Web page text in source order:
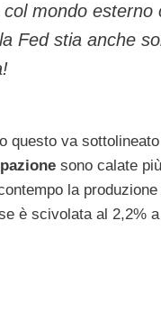
mondo esterno
Fed stia anche
questo va
sono calate
la
è scivolata al 2,2%